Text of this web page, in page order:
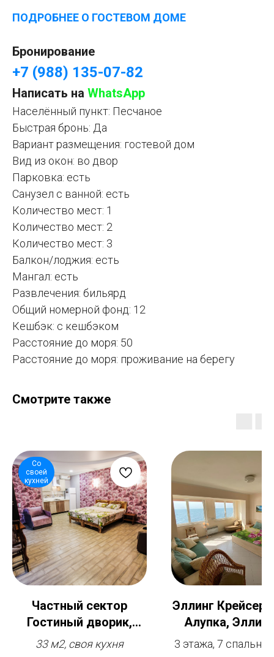
ПОДРОБНЕЕ О ГОСТЕВОМ ДОМЕ
Бронирование
+7 (988) 135-07-82
Написать на WhatsApp
Населённый пункт: Песчаное
Быстрая бронь: Да
Вариант размещения: гостевой дом
Вид из окон: во двор
Парковка: есть
Санузел с ванной: есть
Количество мест: 1
Количество мест: 2
Количество мест: 3
Балкон/лоджия: есть
Мангал: есть
Развлечения: бильярд
Общий номерной фонд: 12
Кешбэк: с кешбэком
Расстояние до моря: 50
Расстояние до моря: проживание на берегу
Смотрите также
Со
своей
кухней
Частный сектор
Гостиный дворик,
Евпатория, номера
33 м2, своя кухня
Эллинг Крейсер
Алупка,
отдельный
3 этажа, 7